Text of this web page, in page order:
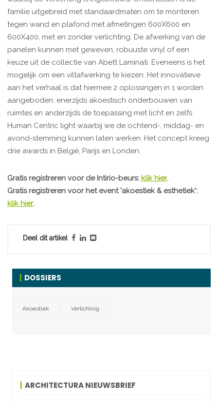
familie uitgebreid met standaardmaten om te monteren
tegen wand en plafond met afmetingen 600X600 en
600X400, met en zonder verlichting. De afwerking van de
panelen kunnen met geweven, robuuste vinyl of een
keuze uit de collectie van Abett Laminati. Eveneens is het
mogelijk om een viltafwerking te kiezen. Het innovatieve
aan het verhaal is dat hiermee 2 oplossingen in 1 worden
aangeboden: enerzijds akoestisch onderbouwen van
ruimtes en anderzijds de toepassing met licht en zelfs
Human Centric light waarbij we de ochtend-, middag- en
avond-stemming kunnen laten werken. Het concept kreeg
drie awards in België, Parijs en Londen.
Gratis registreren voor de Intirio-beurs: klik hier.
Gratis registreren voor het event 'akoestiek & esthetiek':
klik hier.
Deel dit artikel
DOSSIERS
Akoestiek Verlichting
ARCHITECTURA NIEUWSBRIEF